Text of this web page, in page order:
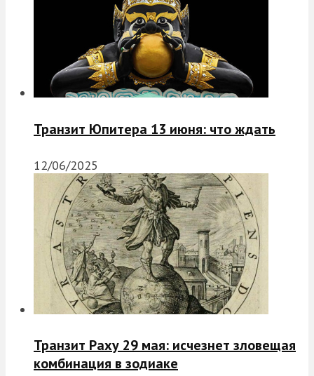
Транзит Юпитера 13 июня: что ждать
12/06/2025
Транзит Раху 29 мая: исчезнет зловещая
комбинация в зодиаке